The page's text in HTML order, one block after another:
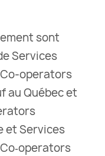
sont
Services
operators
au Québec et
et Services